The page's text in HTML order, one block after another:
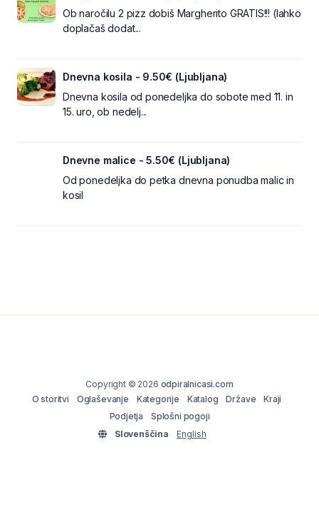
Ob naročilu 2 pizz dobiš Margherito GRATIS!!! (lahko
doplačaš dodat...
Dnevna kosila - 9.50€ (Ljubljana)
Dnevna kosila od ponedeljka do sobote med 11. in
15. uro, ob nedelj...
Dnevne malice - 5.50€ (Ljubljana)
Od ponedeljka do petka dnevna ponudba malic in
kosil
Copyright © 2026 odpiralnicasi.com
O storitvi
Oglaševanje Kategorije Katalog Države
Kraji
Podjetja
Splošni pogoji
Slovenščina
English